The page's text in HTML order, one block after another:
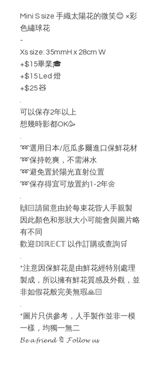
Mini S size 手織太陽花的微笑😊 ×彩
色繡球花
-
Xs size: 35mmH x 28cm W
+$15畢業🎓
+$15 Led 燈
+$25 🧸
.
可以保存2年以上
想幾時影都OK🥳
.
➿選用日本/厄瓜多爾進口保鮮花材
➿保持乾爽，不需淋水
➿避免置於陽光直射位置
➿保存得宜可放置約1-2年🌼
.
🙌🏻請留意由於每束花㫮人手親製
因此顏色和形狀大小可能會與圖片略
有不同
歡迎𝔻𝕀ℝ𝔼ℂ𝕋 以作訂購或查詢🛒
.
*注意因保鮮花是由鮮花經特別處理
製成，所以擁有鮮花質感及外觀，並
非如假花般完美無瑕🙏🏻
.
*圖片只供參考，人手製作並非一模
一樣，均獨一無二
𝓑𝓮 𝓪 𝓯𝓻𝓲𝓮𝓷𝓭 🔖 𝓕𝓸𝓵𝓵𝓸𝔀 𝓾𝓼